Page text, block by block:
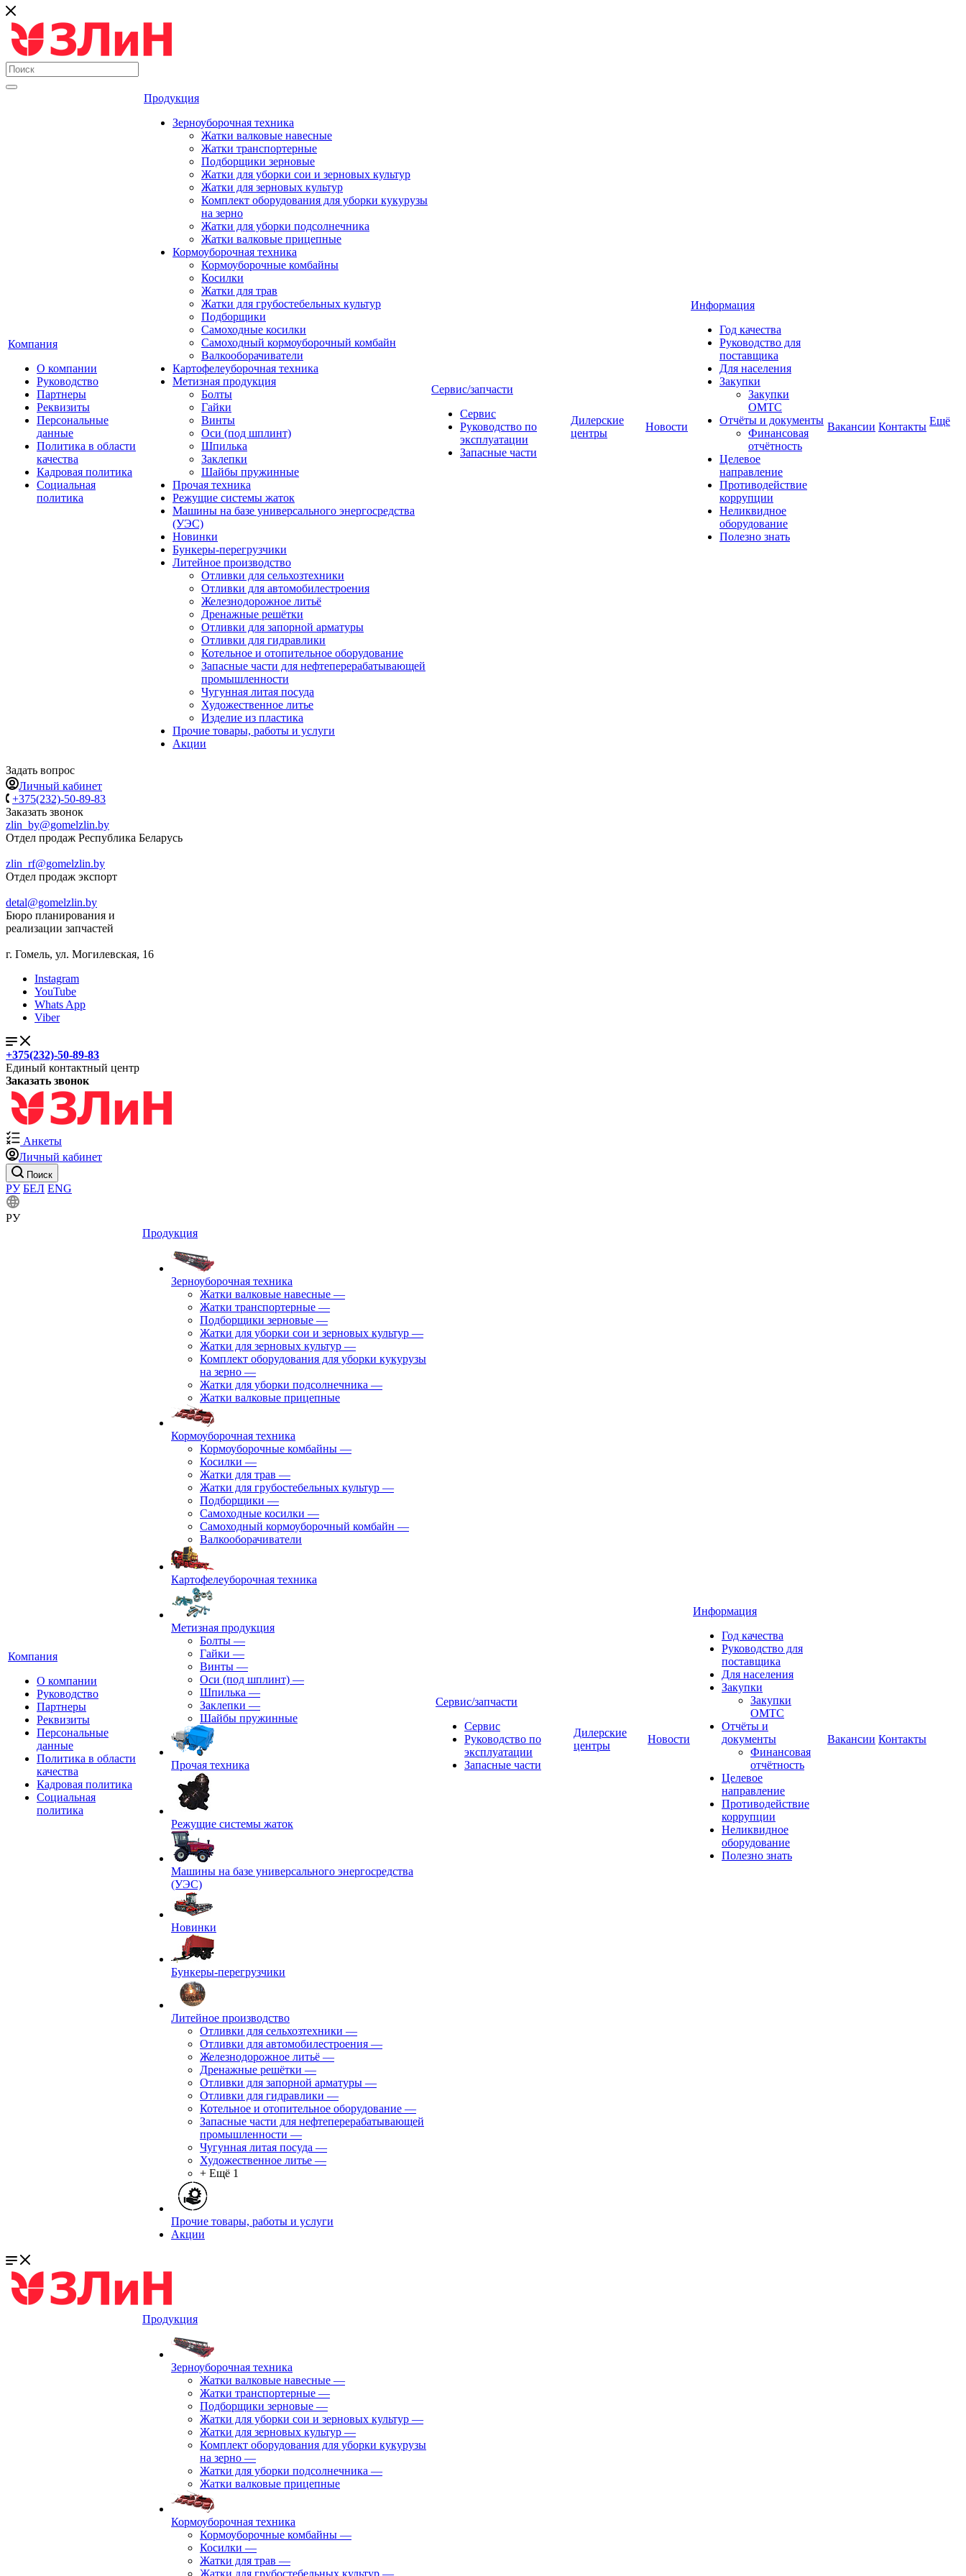
Компания
О компании
Руководство
Партнеры
Реквизиты
Персональные
данные
Политика в области
качества
Кадровая политика
Социальная
политика
Продукция
Зерноуборочная техника
Жатки валковые навесные
Жатки транспортерные
Подборщики зерновые
Жатки для уборки сои и зерновых культур
Жатки для зерновых культур
Комплект оборудования для уборки кукурузы
на зерно
Жатки для уборки подсолнечника
Жатки валковые прицепные
Кормоуборочная техника
Кормоуборочные комбайны
Косилки
Жатки для трав
Жатки для грубостебельных культур
Подборщики
Самоходные косилки
Самоходный кормоуборочный комбайн
Валкооборачиватели
Картофелеуборочная техника
Метизная продукция
Болты
Гайки
Винты
Оси (под шплинт)
Шпилька
Заклепки
Шайбы пружинные
Прочая техника
Режущие системы жаток
Машины на базе универсального энергосредства
(УЭС)
Новинки
Бункеры-перегрузчики
Литейное производство
Отливки для сельхозтехники
Отливки для автомобилестроения
Железнодорожное литьё
Дренажные решётки
Отливки для запорной арматуры
Отливки для гидравлики
Котельное и отопительное оборудование
Запасные части для нефтеперерабатывающей
промышленности
Чугунная литая посуда
Художественное литье
Изделие из пластика
Прочие товары, работы и услуги
Акции
Сервис/запчасти
Сервис
Руководство по
эксплуатации
Запасные части
Дилерские
центры
Новости
Информация
Год качества
Руководство для
поставщика
Для населения
Закупки
Закупки
ОМТС
Отчёты и документы
Финансовая
отчётность
Целевое
направление
Противодействие
коррупции
Неликвидное
оборудование
Полезно знать
Вакансии Контакты Ещё
Задать вопрос
Личный кабинет
+375(232)-50-89-83
Заказать звонок
zlin_by@gomelzlin.by
Отдел продаж Республика Беларусь
zlin_rf@gomelzlin.by
Отдел продаж экспорт
detal@gomelzlin.by
Бюро планирования и
реализации запчастей
г. Гомель, ул. Могилевская, 16
Instagram
YouTube
Whats App
Viber
+375(232)-50-89-83
Единый контактный центр
Заказать звонок
Анкеты
Личный кабинет
Поиск
РУ БЕЛ ENG
РУ
Компания
О компании
Руководство
Партнеры
Реквизиты
Персональные
данные
Политика в области
качества
Кадровая политика
Социальная
политика
Продукция
Зерноуборочная техника
Жатки валковые навесные —
Жатки транспортерные —
Подборщики зерновые —
Жатки для уборки сои и зерновых культур —
Жатки для зерновых культур —
Комплект оборудования для уборки кукурузы
на зерно —
Жатки для уборки подсолнечника —
Жатки валковые прицепные
Кормоуборочная техника
Кормоуборочные комбайны —
Косилки —
Жатки для трав —
Жатки для грубостебельных культур —
Подборщики —
Самоходные косилки —
Самоходный кормоуборочный комбайн —
Валкооборачиватели
Картофелеуборочная техника
Метизная продукция
Болты —
Гайки —
Винты —
Оси (под шплинт) —
Шпилька —
Заклепки —
Шайбы пружинные
Прочая техника
Режущие системы жаток
Машины на базе универсального энергосредства
(УЭС)
Новинки
Бункеры-перегрузчики
Литейное производство
Отливки для сельхозтехники —
Отливки для автомобилестроения —
Железнодорожное литьё —
Дренажные решётки —
Отливки для запорной арматуры —
Отливки для гидравлики —
Котельное и отопительное оборудование —
Запасные части для нефтеперерабатывающей
промышленности —
Чугунная литая посуда —
Художественное литье —
+ Ещё 1
Прочие товары, работы и услуги
Акции
Сервис/запчасти
Сервис
Руководство по
эксплуатации
Запасные части
Дилерские
центры
Новости
Информация
Год качества
Руководство для
поставщика
Для населения
Закупки
Закупки
ОМТС
Отчёты и
документы
Финансовая
отчётность
Целевое
направление
Противодействие
коррупции
Неликвидное
оборудование
Полезно знать
Вакансии Контакты
Продукция
Зерноуборочная техника
Жатки валковые навесные —
Жатки транспортерные —
Подборщики зерновые —
Жатки для уборки сои и зерновых культур —
Жатки для зерновых культур —
Комплект оборудования для уборки кукурузы
на зерно —
Жатки для уборки подсолнечника —
Жатки валковые прицепные
Кормоуборочная техника
Кормоуборочные комбайны —
Косилки —
Жатки для трав —
Жатки для грубостебельных культур —